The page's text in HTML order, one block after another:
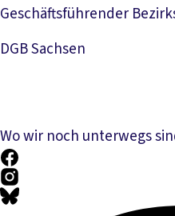
Geschäftsführender
DGB Sachsen
Wo wir noch unterwegs